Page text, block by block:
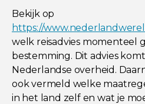
Bekijk op
https://
welk reisadvies momenteel
bestemming. Dit advies
Nederlandse overheid.
ook vermeld welke
in het land zelf en wat je